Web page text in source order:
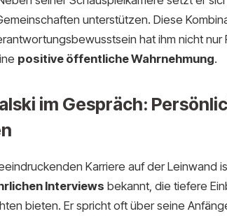
unterstützen. Diese
hat ihm nicht nur
positive öffentliche Wahrnehmung.
im Gespräch:
Karriere auf der Leinwand
Interviews bekannt, die tiefere
bieten. Er spricht oft über seine